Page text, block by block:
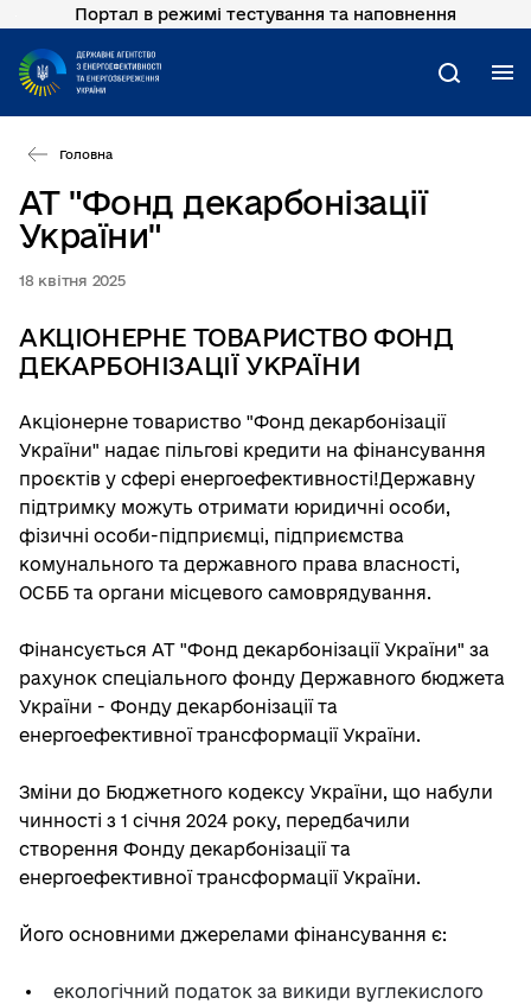
Перейти
основного
вмісту
Портал в режимі тестування та наповнення
Пошук
Головна
АТ "Фонд декарбонізації
України"
18 квітня 2025
АКЦІОНЕРНЕ ТОВАРИСТВО ФОНД
ДЕКАРБОНІЗАЦІЇ УКРАЇНИ
Акціонерне товариство "Фонд декарбонізації
України" надає пільгові кредити на фінансування
проєктів у сфері енергоефективності!Державну
підтримку можуть отримати юридичні особи,
фізичні особи-підприємці, підприємства
комунального та державного права власності,
ОСББ та органи місцевого самоврядування.
Фінансується АТ "Фонд декарбонізації України" за
рахунок спеціального фонду Державного бюджета
України - Фонду декарбонізації та
енергоефективної трансформації України.
Зміни до Бюджетного кодексу України, що набули
чинності з 1 січня 2024 року, передбачили
створення Фонду декарбонізації та
енергоефективної трансформації України.
Його основними джерелами фінансування є:
екологічний податок за викиди вуглекислого